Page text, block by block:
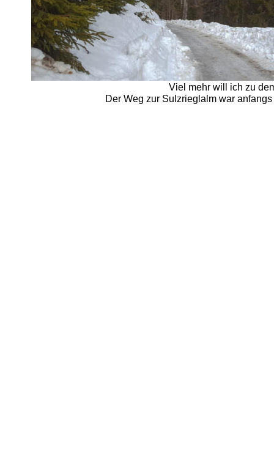
Viel mehr will ich zu
Der Weg zur Sulzrieglalm war